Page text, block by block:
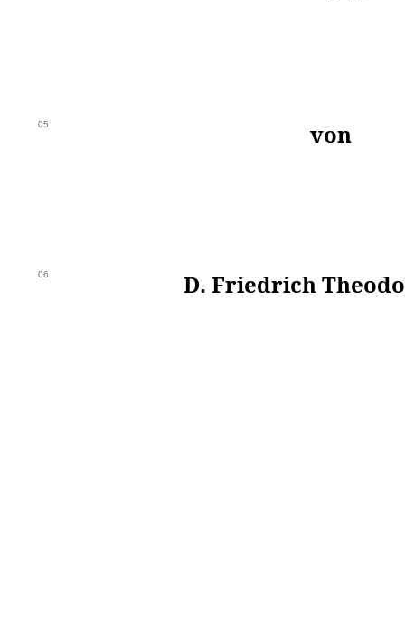
05 von
06 D. Friedrich